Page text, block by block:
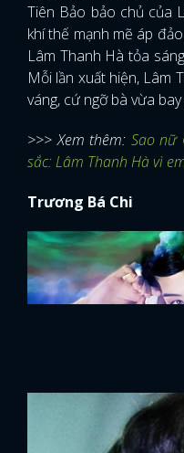
Tiên Bảo bảo chủ của
khí thế mạnh mẽ áp
Lâm Thanh Hà tỏa
Mỗi lần xuất hiện, Lâm
váng, cứ ngỡ bà vừa
>>> Xem thêm: Sao nữ
sắc: Lâm Thanh Hà vì
Trương Bá Chi